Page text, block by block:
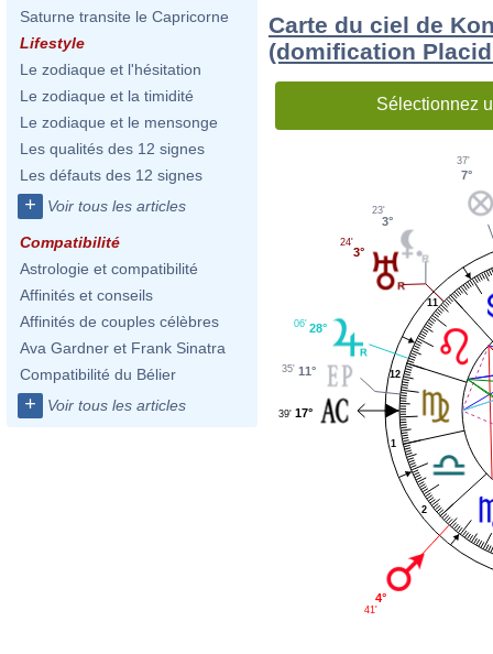
Saturne transite le Capricorne
Lifestyle
Le zodiaque et l'hésitation
Le zodiaque et la timidité
Le zodiaque et le mensonge
Les qualités des 12 signes
Les défauts des 12 signes
+ Voir tous les articles
Compatibilité
Astrologie et compatibilité
Affinités et conseils
Affinités de couples célèbres
Ava Gardner et Frank Sinatra
Compatibilité du Bélier
+ Voir tous les articles
Carte du ciel de
(domification
Sélectionnez
1
2
11
12
7°
37'
3°
23'
3°
24'
28°
06'
11°
35'
17°
39'
4°
41'